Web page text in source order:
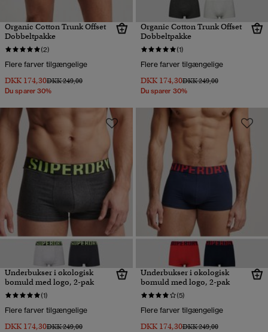
Organic Cotton Trunk Offset
Dobbeltpakke
(2)
Flere farver tilgængelige
DKK 174,30Pris nedsat fra
DKK 249,00til
Du sparer 30%
Organic Cotton Trunk Offset
Dobbeltpakke
(1)
Flere farver tilgængelige
DKK 174,30Pris nedsat fra
DKK 249,00til
Du sparer 30%
Underbukser i økologisk
bomuld med logo, 2-pak
(1)
Flere farver tilgængelige
DKK 174,30Pris nedsat fra
DKK 249,00til
Underbukser i økologisk
bomuld med logo, 2-pak
(5)
Flere farver tilgængelige
DKK 174,30Pris nedsat fra
DKK 249,00til